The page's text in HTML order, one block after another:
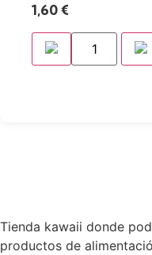
1,60€
Tienda kawaii donde
productos de